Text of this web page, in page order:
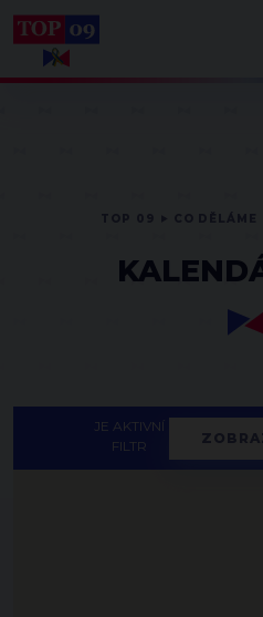
JE AKTIVNÍ
FILTR